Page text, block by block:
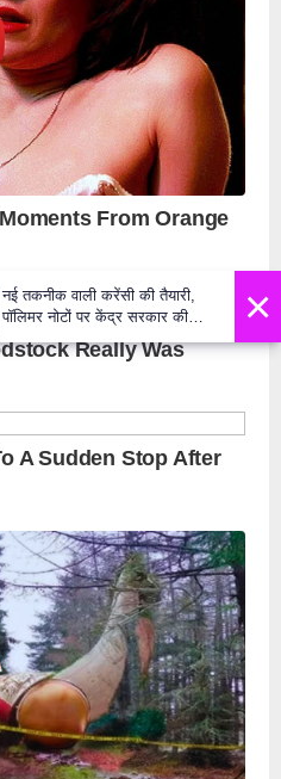
×
नई तकनीक वाली करेंसी की तैयारी,
पॉलिमर नोटों पर केंद्र सरकार की
₹10 और ₹20 के नोट - Daily Lok